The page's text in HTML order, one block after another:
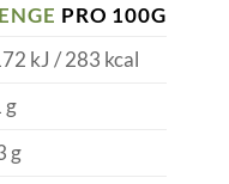
PRO 100G
kJ / 283 kcal
g
g